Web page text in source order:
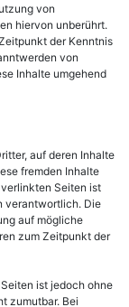
von
hiervon unberührt.
der Kenntnis
von
Inhalte umgehend
auf deren Inhalte
fremden Inhalte
Seiten ist
verantwortlich. Die
auf mögliche
zum Zeitpunkt der
ist jedoch ohne
zumutbar. Bei